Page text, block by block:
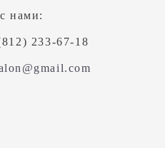
нами:
233-67-18